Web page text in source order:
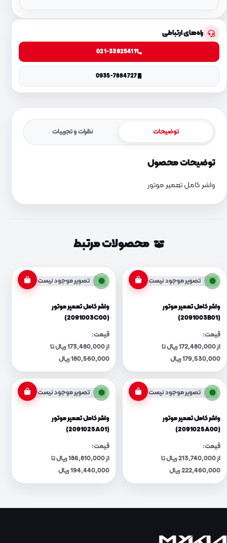
راه‌های ارتباطی
021-33925411
0935-7884727
توضیحات نظرات و تجربیات
توضیحات محصول
واشر کامل تعمیر موتور
محصولات مرتبط
تصویر موجود نیست
واشر کامل تعمیر موتور
(2091003B01)
قیمت:
از 172,480,000 ریال تا
179,530,000 ریال
تصویر موجود نیست
واشر کامل تعمیر موتور
(2091003C00)
قیمت:
از 173,480,000 ریال تا
180,560,000 ریال
تصویر موجود نیست
واشر کامل تعمیر موتور
(2091025A00)
قیمت:
از 213,740,000 ریال تا
222,460,000 ریال
تصویر موجود نیست
واشر کامل تعمیر موتور
(2091025A01)
قیمت:
از 186,810,000 ریال تا
194,440,000 ریال